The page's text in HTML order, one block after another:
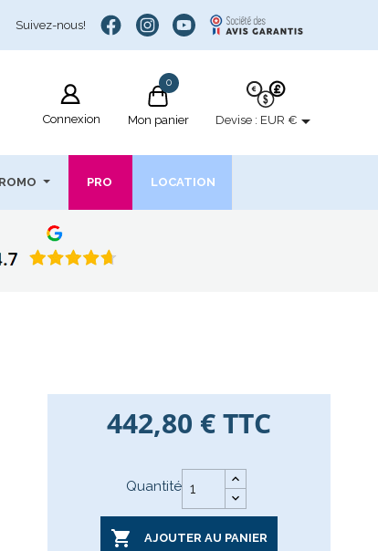
Suivez-nous!
Connexion Mon panier
0
Devise : EUR €
PRO LOCATION
442,80 €TTC
Quantité
 AJOUTER AU PANIER